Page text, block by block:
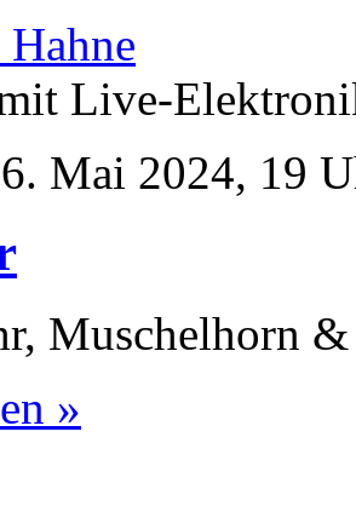
Live-
Mai 2024, 19
Muschelhorn
»